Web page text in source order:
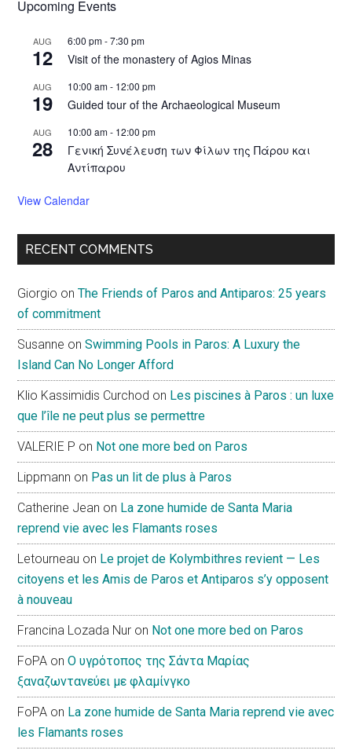
Upcoming Events
AUG
12
6:00 pm-7:30 pm
Visit of the monastery of Agios Minas
AUG
19
10:00 am- 12:00 pm
Guided tour of the Archaeological Museum
AUG
28
10:00 am- 12:00 pm
Γενική Συνέλευση των Φίλων της Πάρου και
Αντίπαρου
View Calendar
RECENT COMMENTS
Giorgio onThe Friends of Paros and Antiparos: 25 years
of commitment
Susanne onSwimming Pools in Paros: A Luxury the
Island Can No Longer Afford
Klio Kassimidis Curchod on Les piscines à Paros : un luxe
que l’île ne peut plus se permettre
VALERIE P on Not one more bed on Paros
Lippmann on Pas un lit de plus à Paros
Catherine Jean on La zone humide de Santa Maria
reprend vie avec les Flamants roses
Letourneau on Le projet de Kolymbithres revient — Les
citoyens et les Amis de Paros et Antiparos s’y opposent
à nouveau
Francina Lozada Nur on Not one more bed on Paros
FoPA onΟ υγρότοπος της Σάντα Μαρίας
ξαναζωντανεύει με φλαμίνγκο
FoPA on La zone humide de Santa Maria reprend vie avec
les Flamants roses